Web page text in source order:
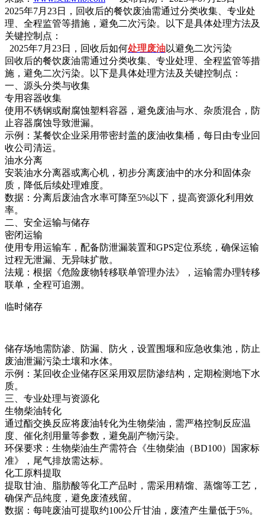
2025年7月23日，回收后的餐饮废油需通过分类收集、专业处
理、全程监管等措施，避免二次污染。以下是具体处理方法及
关键控制点：
2025年7月23日，回收后如何处理废油以避免二次污染
回收后的餐饮废油需通过分类收集、专业处理、全程监管等措
施，避免二次污染。以下是具体处理方法及关键控制点：
一、源头分类与收集
专用容器收集
使用不锈钢或耐腐蚀塑料容器，避免废油与水、杂质混合，防
止容器腐蚀导致泄漏。
示例：某餐饮企业采用带密封盖的废油收集桶，每日由专业回
收公司清运。
油水分离
安装油水分离器或离心机，初步分离废油中的水分和固体杂
质，降低后续处理难度。
数据：分离后废油含水率可降至5%以下，提高资源化利用效
率。
二、安全运输与储存
密闭运输
使用专用运输车，配备防泄漏装置和GPS定位系统，确保运输
过程无泄漏、无异味扩散。
法规：根据《危险废物转移联单管理办法》，运输需办理转移
联单，全程可追溯。
临时储存
储存场地需防渗、防漏、防火，设置围堰和应急收集池，防止
废油泄漏污染土壤和水体。
示例：某回收企业储存区采用双层防渗结构，定期检测地下水
质。
三、专业处理与资源化
生物柴油转化
通过酯交换反应将废油转化为生物柴油，需严格控制反应温
度、催化剂用量等参数，避免副产物污染。
环保要求：生物柴油生产需符合《生物柴油（BD100）国家标
准》，尾气排放需达标。
化工原料提取
提取甘油、脂肪酸等化工产品时，需采用精馏、蒸馏等工艺，
确保产品纯度，避免废渣残留。
数据：每吨废油可提取约100公斤甘油，废渣产生量低于5%。